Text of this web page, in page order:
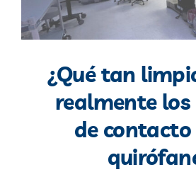
¿Qué tan
realmente
de